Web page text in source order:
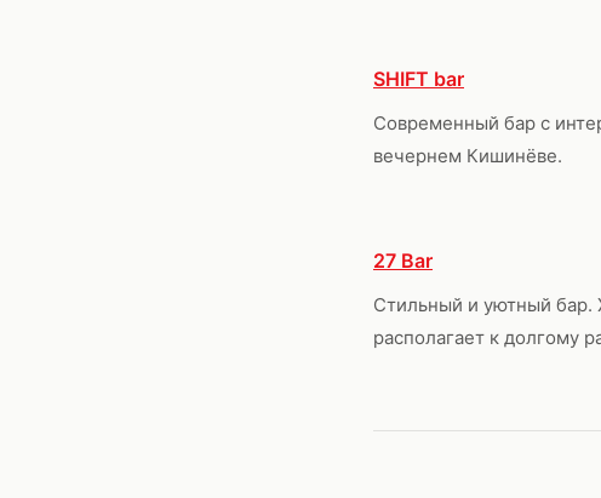
SHIFT bar
Современный бар с
вечернем Кишинёве.
27 Bar
Стильный и уютный бар.
располагает к долгому